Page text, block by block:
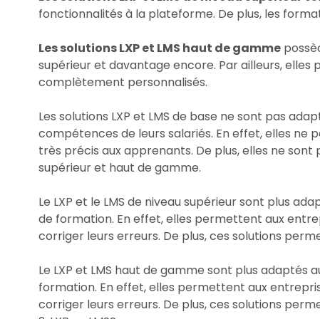
fonctionnalités à la plateforme. De plus, les
Les solutions LXP et LMS haut de gamme
supérieur et davantage encore. Par ailleurs,
complètement personnalisés.
Les solutions LXP et LMS de base ne sont pas
compétences de leurs salariés. En effet, elles
très précis aux apprenants. De plus, elles ne sont
supérieur et haut de gamme.
Le LXP et le LMS de niveau supérieur sont plus
de formation. En effet, elles permettent aux
corriger leurs erreurs. De plus, ces solutions
Le LXP et LMS haut de gamme sont plus
formation. En effet, elles permettent aux
corriger leurs erreurs. De plus, ces solutions